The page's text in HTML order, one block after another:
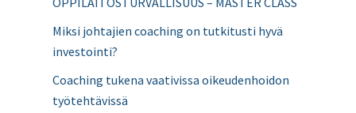
Miksi johtajien coaching on tutkitusti hyvä
investointi?
Coaching tukena vaativissa oikeudenhoidon
työtehtävissä